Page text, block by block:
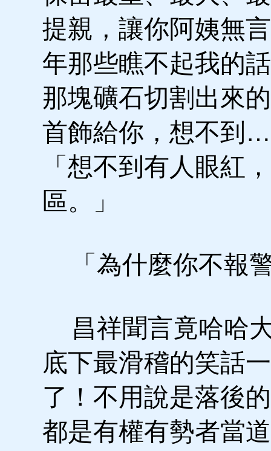
提親，讓你阿姨無
年那些瞧不起我的
那塊礦石切割出來
首飾給你，想不到
「想不到有人眼紅
區。」
「為什麼你不報
昌祥聞言竟哈哈
底下最滑稽的笑話
了！不用說是落後
都是有權有勢者當